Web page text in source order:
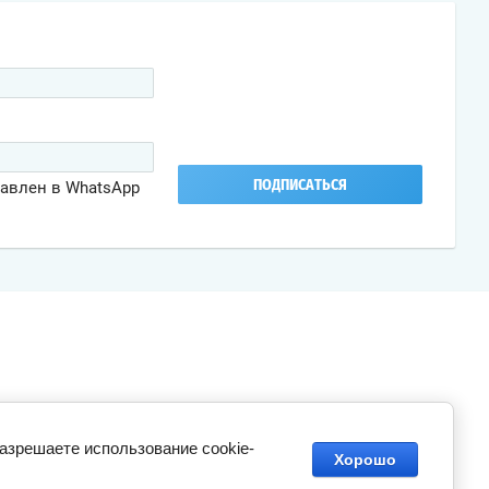
в WhatsApp ПОДПИСАТЬСЯ
использование cookie-
Хорошо